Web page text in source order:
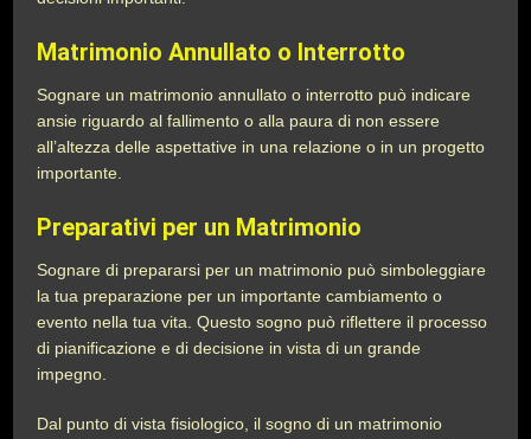
Matrimonio Annullato o Interrotto
Sognare un matrimonio annullato o interrotto può indicare
ansie riguardo al fallimento o alla paura di non essere
all’altezza delle aspettative in una relazione o in un progetto
importante.
Preparativi per un Matrimonio
Sognare di prepararsi per un matrimonio può simboleggiare
la tua preparazione per un importante cambiamento o
evento nella tua vita. Questo sogno può riflettere il processo
di pianificazione e di decisione in vista di un grande
impegno.
Dal punto di vista fisiologico, il sogno di un matrimonio